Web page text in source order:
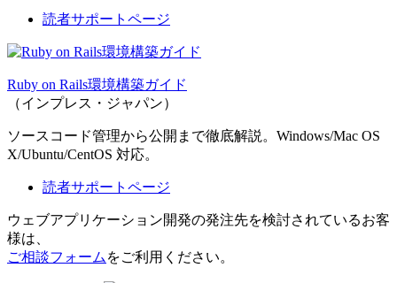
読者サポートページ
Ruby on Rails環境構築ガイド
（インプレス・ジャパン）
ソースコード管理から公開まで徹底解説。Windows/Mac OS
X/Ubuntu/CentOS 対応。
読者サポートページ
ウェブアプリケーション開発の発注先を検討されているお客
様は、
ご相談フォーム をご利用ください。